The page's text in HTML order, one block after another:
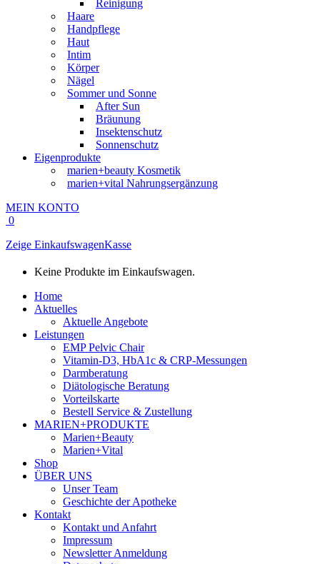
Reinigung
Haare
Handpflege
Haut
Intim
Körper
Nägel
Sommer und Sonne
After Sun
Bräunung
Insektenschutz
Sonnenschutz
Eigenprodukte
marien+beauty Kosmetik
marien+vital Nahrungsergänzung
MEIN KONTO
0
Zeige EinkaufswagenKasse
Keine Produkte im Einkaufswagen.
Home
Aktuelles
Aktuelle Angebote
Leistungen
EMP Pelvic Chair
Vitamin-D3, HbA1c & CRP-Messungen
Darmberatung
Diätologische Beratung
Vorteilskarte
Bestell Service & Zustellung
MARIEN+PRODUKTE
Marien+Beauty
Marien+Vital
Shop
ÜBER UNS
Unser Team
Geschichte der Apotheke
Kontakt
Kontakt und Anfahrt
Impressum
Newsletter Anmeldung